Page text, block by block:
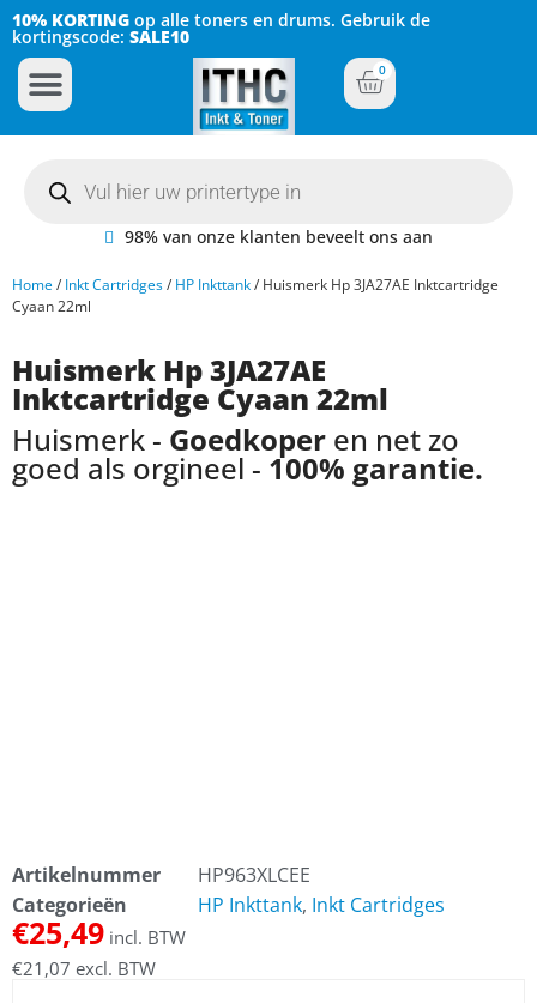
10% KORTING op alle toners en drums. Gebruik de
kortingscode: SALE10
0
98% van onze klanten beveelt ons aan
Home/ Inkt Cartridges/ HP Inkttank/ Huismerk Hp 3JA27AE Inktcartridge
Cyaan 22ml
Huismerk Hp 3JA27AE
Inktcartridge Cyaan 22ml
Huismerk - Goedkoper en net zo
goed als orgineel - 100% garantie.
Artikelnummer
HP963XLCEE
Categorieën
HP Inkttank, Inkt Cartridges
€25,49 incl. BTW
€21,07 excl. BTW